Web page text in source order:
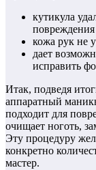
кутикула
кожа рук не
дает
исправить
Итак, подведя
аппаратный
подходит для
очищает ноготь,
Эту процедуру
конкретно
мастер.